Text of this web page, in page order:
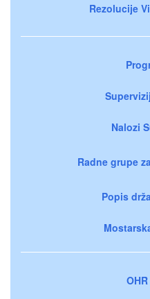
Rezolucije
Nalozi
Radne grupe
Popis